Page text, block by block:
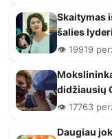
Skaitymas
šalies
👁️ 19919
didžiausių
👁️ 17763
Daugiau